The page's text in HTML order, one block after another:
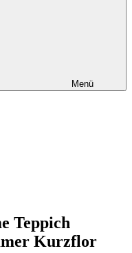
Menü
Teppich
Kurzflor